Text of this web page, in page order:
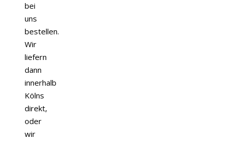
bei
uns
bestellen.
Wir
liefern
dann
innerhalb
Kölns
direkt,
oder
wir